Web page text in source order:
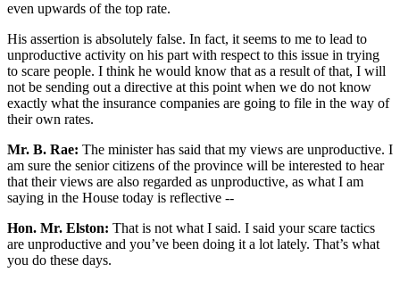
even upwards of the top rate.
His assertion is absolutely false. In fact, it seems to me to lead to
unproductive activity on his part with respect to this issue in trying
to scare people. I think he would know that as a result of that, I will
not be sending out a directive at this point when we do not know
exactly what the insurance companies are going to file in the way of
their own rates.
Mr. B. Rae: The minister has said that my views are unproductive. I
am sure the senior citizens of the province will be interested to hear
that their views are also regarded as unproductive, as what I am
saying in the House today is reflective --
Hon. Mr. Elston: That is not what I said. I said your scare tactics
are unproductive and you’ve been doing it a lot lately. That’s what
you do these days.